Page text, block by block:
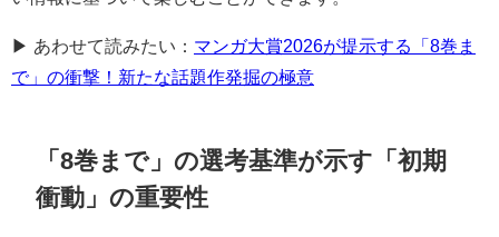
▶ あわせて読みたい： マンガ大賞2026が提示する「8巻ま
で」の衝撃！新たな話題作発掘の極意
「8巻まで」の選考基準が示す「初期
衝動」の重要性